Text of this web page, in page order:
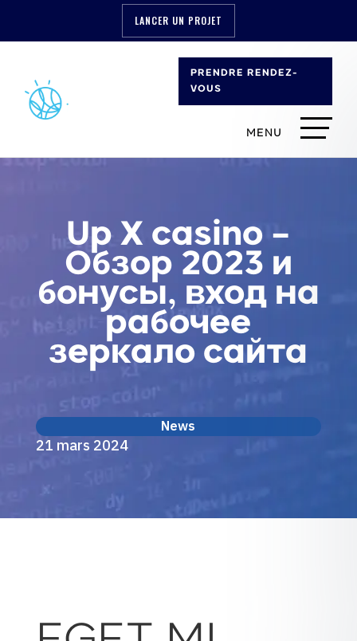
LANCER UN PROJET
PRENDRE RENDEZ-
VOUS
Up X casino –
Обзор 2023 и
бонусы, вход на
рабочее
зеркало сайта
News
21 mars 2024